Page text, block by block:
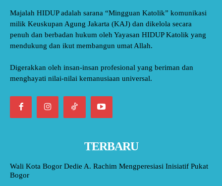
Majalah HIDUP adalah sarana “Mingguan Katolik” komunikasi
milik Keuskupan Agung Jakarta (KAJ) dan dikelola secara
penuh dan berbadan hukum oleh Yayasan HIDUP Katolik yang
mendukung dan ikut membangun umat Allah.
Digerakkan oleh insan-insan profesional yang beriman dan
menghayati nilai-nilai kemanusiaan universal.
TERBARU
Wali Kota Bogor Dedie A. Rachim Mengperesiasi Inisiatif Pukat
Bogor